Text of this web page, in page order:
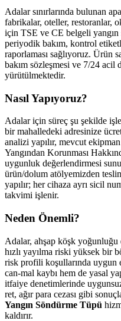
Adalar sınırlarında bulunan
fabrikalar, oteller, restoranlar,
için TSE ve CE belgeli yangın
periyodik bakım, kontrol
raporlaması sağlıyoruz. Ürün
bakım sözleşmesi ve 7/24 acil
yürütülmektedir.
Nasıl Yapıyoruz?
Adalar için süreç şu şekilde
bir mahalledeki adresinize
analizi yapılır, mevcut
Yangından Korunması
uygunluk değerlendirmesi
ürün/dolum atölyemizden
yapılır; her cihaza ayrı sicil
takvimi işlenir.
Neden Önemli?
Adalar, ahşap köşk yoğunluğu
hızlı yayılma riski yüksek bir
risk profili koşullarında uygun
can-mal kaybı hem de yasal
itfaiye denetimlerinde
ret, ağır para cezası gibi
Yangın Söndürme Tüpü
kaldırır.